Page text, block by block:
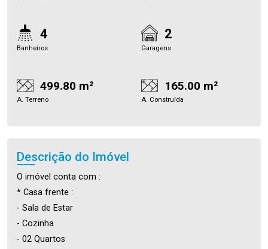
4
Banheiros
2
Garagens
499.80 m²
A. Terreno
165.00 m²
A. Construída
Descrição do Imóvel
O imóvel conta com :
* Casa frente :
- Sala de Estar
- Cozinha
- 02 Quartos